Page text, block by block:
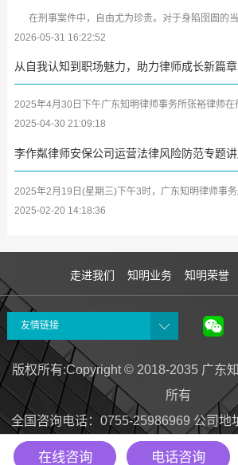
在刑事案件中，自由尤为珍贵。对于身陷囹圄的当
保候审”犹如黑暗中的一缕曙光。近日，广东知明律师
2026-05-31 16:22:52
从自我认知到职场魅力，助力律师成长新篇章
2025年4月30日下午广东知明律师事务所张裕律师在
学习分享会，将其参加深圳市律师协会第二期女律师
2025-04-30 21:09:18
李作粼律师安保公司运营法律风险防范专题
2025年2月19日(星期三)下午3时，广东知明律师事
单位广东众安保保安服务有限公司(以下简称众安保公
2025-02-20 14:18:36
走进我们 知明业务 知明荣誉
友情链接
版权所有:Copyright © 2018-2035 广东
所有
全国咨询电话：0755-25986969 公司地
厦北二街新天世纪商务中心A
在线咨询 电话咨询